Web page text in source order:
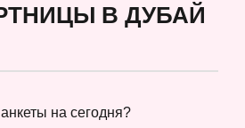
В ДУБАЙ
на сегодня?